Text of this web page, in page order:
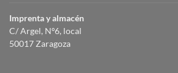
Imprenta y almacén
C/ Argel, Nº6, local
50017 Zaragoza